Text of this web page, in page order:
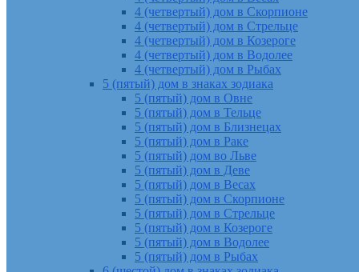
4 (четвертый) дом в Скорпионе
4 (четвертый) дом в Стрельце
4 (четвертый) дом в Козероге
4 (четвертый) дом в Водолее
4 (четвертый) дом в Рыбах
5 (пятый) дом в знаках зодиака
5 (пятый) дом в Овне
5 (пятый) дом в Тельце
5 (пятый) дом в Близнецах
5 (пятый) дом в Раке
5 (пятый) дом во Льве
5 (пятый) дом в Деве
5 (пятый) дом в Весах
5 (пятый) дом в Скорпионе
5 (пятый) дом в Стрельце
5 (пятый) дом в Козероге
5 (пятый) дом в Водолее
5 (пятый) дом в Рыбах